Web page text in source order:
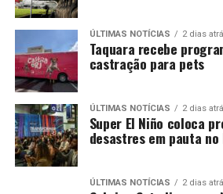
ÚLTIMAS NOTÍCIAS 2 dias
Taquara recebe
castração para pets
ÚLTIMAS NOTÍCIAS 2 dias
Super El Niño coloca
desastres em pauta
ÚLTIMAS NOTÍCIAS 2 dias